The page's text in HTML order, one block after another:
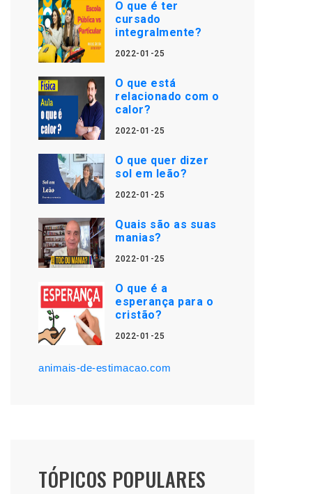
O que é ter
cursado
integralmente?
2022-01-25
O que está
relacionado com o
calor?
2022-01-25
O que quer dizer
sol em leão?
2022-01-25
Quais são as suas
manias?
2022-01-25
O que é a
esperança para o
cristão?
2022-01-25
animais-de-estimacao.com
TÓPICOS POPULARES